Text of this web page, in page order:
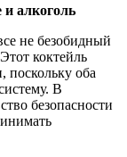
и алкоголь
не безобидный
коктейль
поскольку оба
В
безопасности